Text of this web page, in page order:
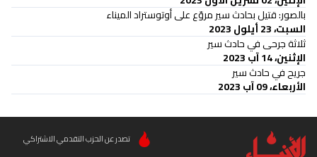
بالصور: قتيل بحادث سير مروّع على أوتوستراد الميناء
السبت، 23 أيلول 2023
ثلاثة جرحى في حادث سير
الإثنين، 14 آب 2023
جريح في حادث سير
الأربعاء، 09 آب 2023
تصدر عن الحزب التقدمي الاشتراكي